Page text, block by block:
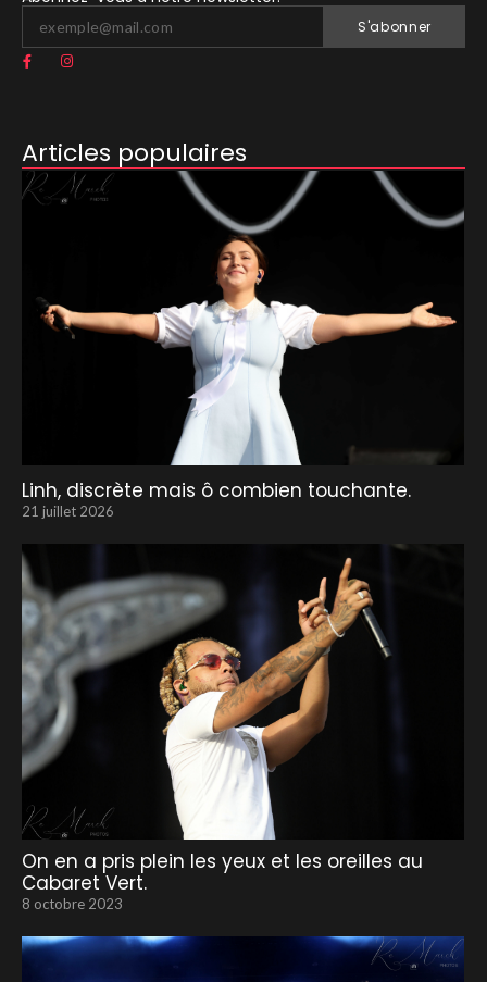
S'abonner
Articles populaires
Linh, discrète mais ô combien touchante.
21 juillet 2026
On en a pris plein les yeux et les oreilles au
Cabaret Vert.
8 octobre 2023